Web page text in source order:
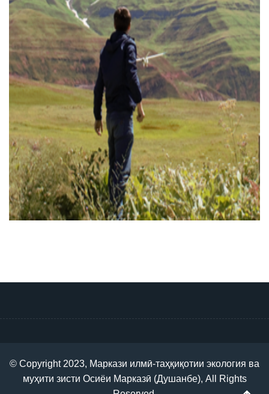
© Copyright 2023, Маркази илмӣ-таҳқиқотии экология ва
муҳити зисти Осиёи Марказӣ (Душанбе), All Rights